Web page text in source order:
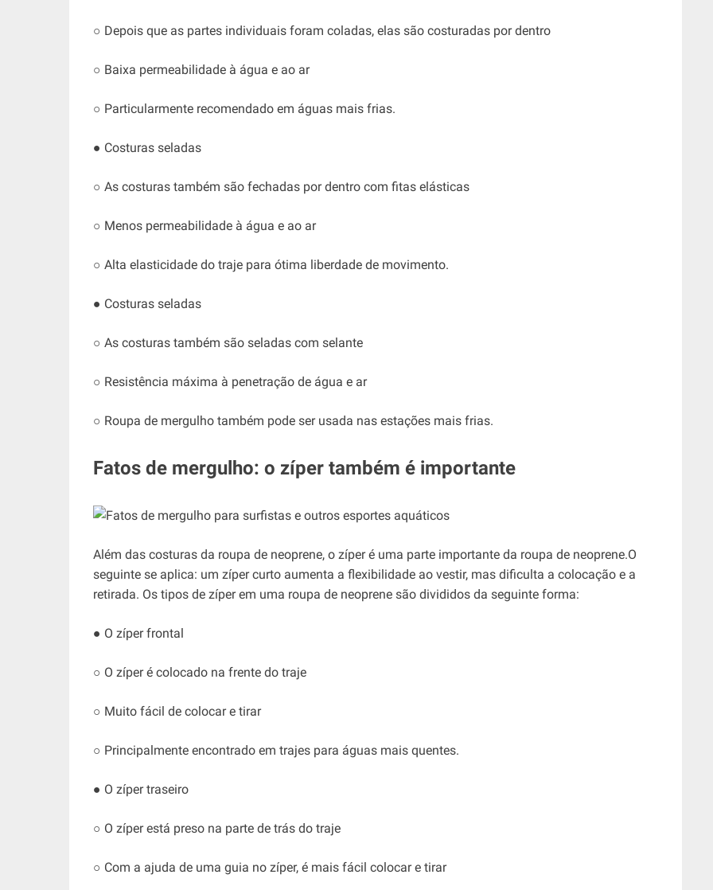
○ Depois que as partes individuais foram coladas, elas são costuradas por dentro
○ Baixa permeabilidade à água e ao ar
○ Particularmente recomendado em águas mais frias.
● Costuras seladas
○ As costuras também são fechadas por dentro com fitas elásticas
○ Menos permeabilidade à água e ao ar
○ Alta elasticidade do traje para ótima liberdade de movimento.
● Costuras seladas
○ As costuras também são seladas com selante
○ Resistência máxima à penetração de água e ar
○ Roupa de mergulho também pode ser usada nas estações mais frias.
Fatos de mergulho: o zíper também é importante
Além das costuras da roupa de neoprene, o zíper é uma parte importante da roupa de neoprene.O
seguinte se aplica: um zíper curto aumenta a flexibilidade ao vestir, mas dificulta a colocação e a
retirada. Os tipos de zíper em uma roupa de neoprene são divididos da seguinte forma:
● O zíper frontal
○ O zíper é colocado na frente do traje
○ Muito fácil de colocar e tirar
○ Principalmente encontrado em trajes para águas mais quentes.
● O zíper traseiro
○ O zíper está preso na parte de trás do traje
○ Com a ajuda de uma guia no zíper, é mais fácil colocar e tirar